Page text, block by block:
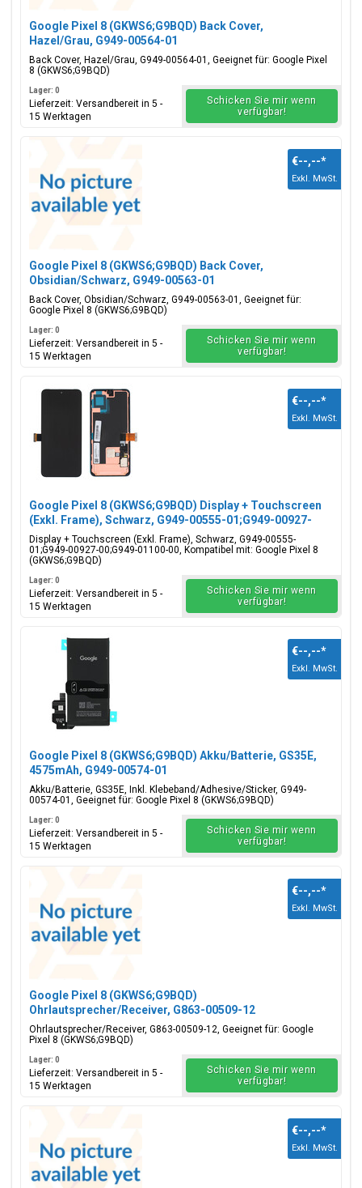
Google Pixel 8 (GKWS6;G9BQD) Back Cover,
Hazel/Grau, G949-00564-01
Back Cover, Hazel/Grau, G949-00564-01, Geeignet für: Google Pixel
8 (GKWS6;G9BQD)
Lager: 0
Lieferzeit: Versandbereit in 5 -
15 Werktagen
Schicken Sie mir wenn
verfügbar!
Google Pixel 8 (GKWS6;G9BQD) Back Cover,
Obsidian/Schwarz, G949-00563-01
Back Cover, Obsidian/Schwarz, G949-00563-01, Geeignet für:
Google Pixel 8 (GKWS6;G9BQD)
€--,--*
Exkl. MwSt.
Lager: 0
Lieferzeit: Versandbereit in 5 -
15 Werktagen
Schicken Sie mir wenn
verfügbar!
Google Pixel 8 (GKWS6;G9BQD) Display + Touchscreen
(Exkl. Frame), Schwarz, G949-00555-01;G949-00927-
00;G949-01100-00
Display + Touchscreen (Exkl. Frame), Schwarz, G949-00555-
01;G949-00927-00;G949-01100-00, Kompatibel mit: Google Pixel 8
(GKWS6;G9BQD)
€--,--*
Exkl. MwSt.
Lager: 0
Lieferzeit: Versandbereit in 5 -
15 Werktagen
Schicken Sie mir wenn
verfügbar!
Google Pixel 8 (GKWS6;G9BQD) Akku/Batterie, GS35E,
4575mAh, G949-00574-01
Akku/Batterie, GS35E, Inkl. Klebeband/Adhesive/Sticker, G949-
00574-01, Geeignet für: Google Pixel 8 (GKWS6;G9BQD)
€--,--*
Exkl. MwSt.
Lager: 0
Lieferzeit: Versandbereit in 5 -
15 Werktagen
Schicken Sie mir wenn
verfügbar!
Google Pixel 8 (GKWS6;G9BQD)
Ohrlautsprecher/Receiver, G863-00509-12
Ohrlautsprecher/Receiver, G863-00509-12, Geeignet für: Google
Pixel 8 (GKWS6;G9BQD)
€--,--*
Exkl. MwSt.
Lager: 0
Lieferzeit: Versandbereit in 5 -
15 Werktagen
Schicken Sie mir wenn
verfügbar!
€--,--*
Exkl. MwSt.